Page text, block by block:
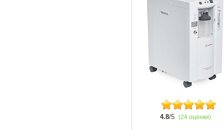
4.8/5 (24 оценки)